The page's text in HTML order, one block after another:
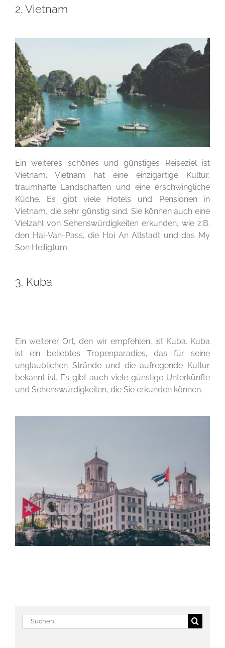
2. Vietnam
Ein weiteres schönes und günstiges Reiseziel ist
Vietnam. Vietnam hat eine einzigartige Kultur,
traumhafte Landschaften und eine erschwingliche
Küche. Es gibt viele Hotels und Pensionen in
Vietnam, die sehr günstig sind. Sie können auch eine
Vielzahl von Sehenswürdigkeiten erkunden, wie z.B.
den Hai-Van-Pass, die Hoi An Altstadt und das My
Son Heiligtum.
3. Kuba
Ein weiterer Ort, den wir empfehlen, ist Kuba. Kuba
ist ein beliebtes Tropenparadies, das für seine
unglaublichen Strände und die aufregende Kultur
bekannt ist. Es gibt auch viele günstige Unterkünfte
und Sehenswürdigkeiten, die Sie erkunden können.
Suche
nach: